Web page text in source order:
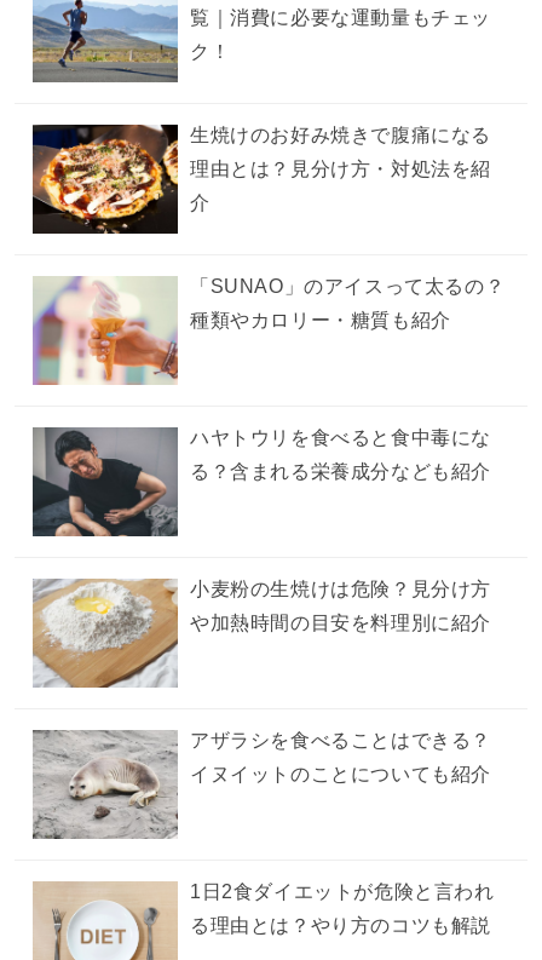
覧｜消費に必要な運動量もチェッ
ク！
生焼けのお好み焼きで腹痛になる
理由とは？見分け方・対処法を紹
介
「SUNAO」のアイスって太るの？
種類やカロリー・糖質も紹介
ハヤトウリを食べると食中毒にな
る？含まれる栄養成分なども紹介
小麦粉の生焼けは危険？見分け方
や加熱時間の目安を料理別に紹介
アザラシを食べることはできる？
イヌイットのことについても紹介
1日2食ダイエットが危険と言われ
る理由とは？やり方のコツも解説